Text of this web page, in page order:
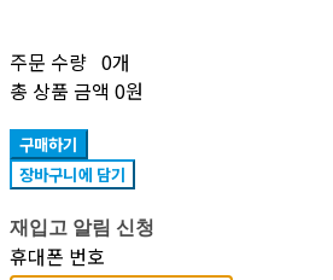
주문 수량 0개
총 상품 금액 0원
구매하기
장바구니에 담기
재입고 알림 신청
휴대폰 번호